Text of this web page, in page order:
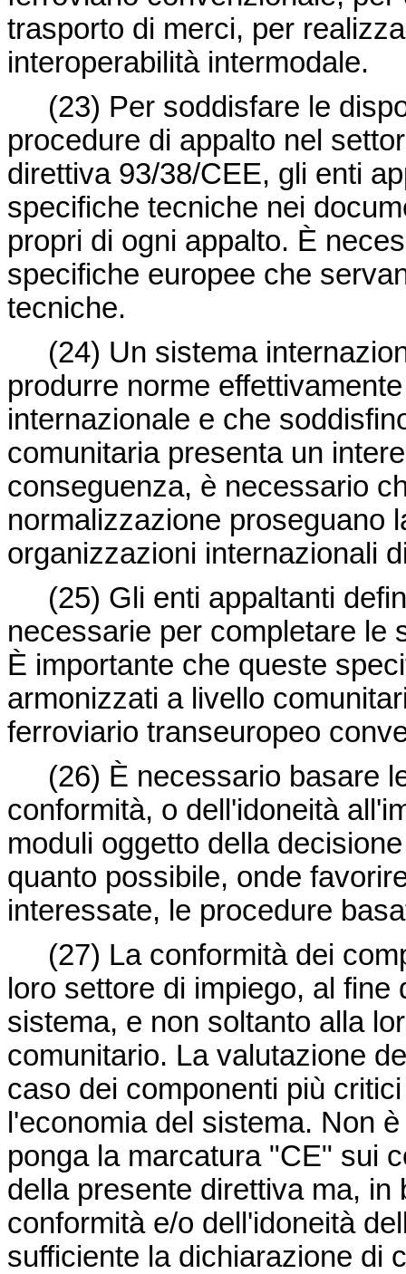
trasporto di merci, per
interoperabilità intermodale.
(23) Per soddisfare le
procedure di appalto nel
direttiva 93/38/CEE, gli enti
specifiche tecniche nei
propri di ogni appalto. È
specifiche europee che
tecniche.
(24) Un sistema
produrre norme
internazionale e che
comunitaria presenta un
conseguenza, è necessario
normalizzazione proseguano
organizzazioni internazionali
(25) Gli enti appaltanti
necessarie per completare le
È importante che queste
armonizzati a livello
ferroviario transeuropeo
(26) È necessario basare
conformità, o dell'idoneità
moduli oggetto della
quanto possibile, onde
interessate, le procedure
(27) La conformità dei
loro settore di impiego, al
sistema, e non soltanto alla
comunitario. La valutazione
caso dei componenti più
l'economia del sistema. Non
ponga la marcatura "CE" sui
della presente direttiva ma,
conformità e/o dell'idoneità
sufficiente la dichiarazione di